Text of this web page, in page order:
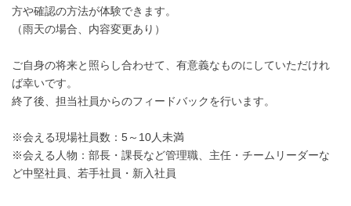
方や確認の方法が体験できます。
（雨天の場合、内容変更あり）
ご自身の将来と照らし合わせて、有意義なものにしていただけれ
ば幸いです。
終了後、担当社員からのフィードバックを行います。
※会える現場社員数：5～10人未満
※会える人物：部長・課長など管理職、主任・チームリーダーな
ど中堅社員、若手社員・新入社員